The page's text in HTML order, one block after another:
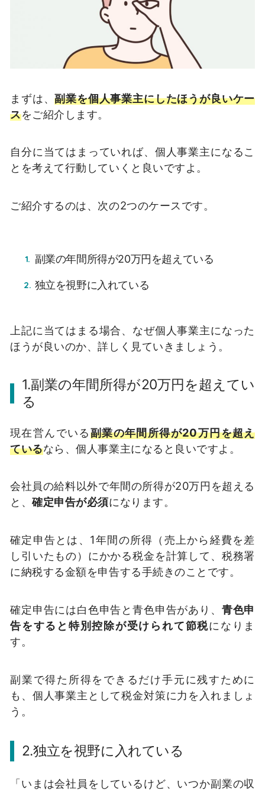
まずは、副業を個人事業主にしたほうが良いケー
スをご紹介します。
自分に当てはまっていれば、個人事業主になるこ
とを考えて行動していくと良いですよ。
ご紹介するのは、次の2つのケースです。
副業の年間所得が20万円を超えている
独立を視野に入れている
上記に当てはまる場合、なぜ個人事業主になった
ほうが良いのか、詳しく見ていきましょう。
1.副業の年間所得が20万円を超えてい
る
現在営んでいる副業の年間所得が20万円を超え
ているなら、個人事業主になると良いですよ。
会社員の給料以外で年間の所得が20万円を超える
と、確定申告が必須になります。
確定申告とは、1年間の所得（売上から経費を差
し引いたもの）にかかる税金を計算して、税務署
に納税する金額を申告する手続きのことです。
確定申告には白色申告と青色申告があり、 青色申
告をすると特別控除が受けられて節税になりま
す。
副業で得た所得をできるだけ手元に残すために
も、個人事業主として税金対策に力を入れましょ
う。
2.独立を視野に入れている
「いまは会社員をしているけど、いつか副業の収